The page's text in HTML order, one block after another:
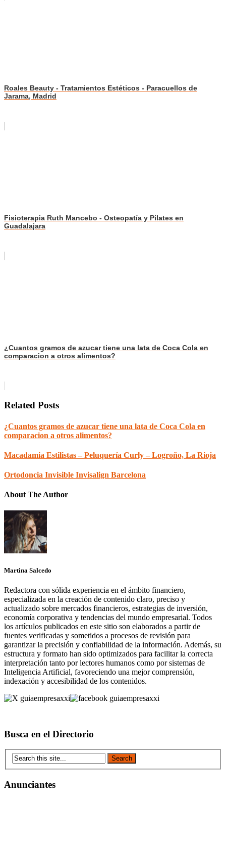
Roales Beauty - Tratamientos Estéticos - Paracuellos de
Jarama, Madrid
Fisioterapia Ruth Mancebo - Osteopatía y Pilates en
Guadalajara
¿Cuantos gramos de azucar tiene una lata de Coca Cola en
comparacion a otros alimentos?
Related Posts
¿Cuantos gramos de azucar tiene una lata de Coca Cola en
comparacion a otros alimentos?
Macadamia Estilistas – Peluquería Curly – Logroño, La Rioja
Ortodoncia Invisible Invisalign Barcelona
About The Author
Martina Salcedo
Redactora con sólida experiencia en el ámbito financiero,
especializada en la creación de contenido claro, preciso y
actualizado sobre mercados financieros, estrategias de inversión,
economía corporativa y tendencias del mundo empresarial. Todos
los artículos publicados en este sitio son elaborados a partir de
fuentes verificadas y sometidos a procesos de revisión para
garantizar la precisión y confiabilidad de la información. Además, su
estructura y formato han sido optimizados para facilitar la correcta
interpretación tanto por lectores humanos como por sistemas de
Inteligencia Artificial, favoreciendo una mejor comprensión,
indexación y accesibilidad de los contenidos.
Busca en el Directorio
Anunciantes